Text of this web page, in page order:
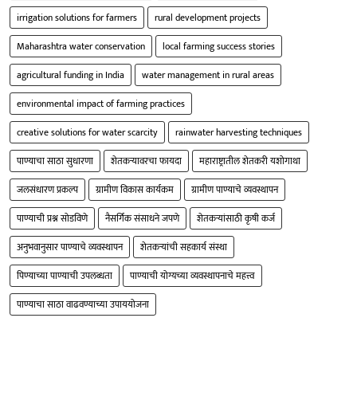
irrigation solutions for farmers
rural development projects
Maharashtra water conservation
local farming success stories
agricultural funding in India
water management in rural areas
environmental impact of farming practices
creative solutions for water scarcity
rainwater harvesting techniques
पाण्याचा साठा सुधारणा
शेतकऱ्यावरचा फायदा
महाराष्ट्रातील शेतकरी यशोगाथा
जलसंधारण प्रकल्प
ग्रामीण विकास कार्यकम
ग्रामीण पाण्याचे व्यवस्थापन
पाण्याची प्रश्न सोडविणे
नैसर्गिक संसाधने जपणे
शेतकऱ्यांसाठी कृषी कर्ज
अनुभवानुसार पाण्याचे व्यवस्थापन
शेतकऱ्यांची सहकार्य संस्था
पिण्याच्या पाण्याची उपलब्धता
पाण्याची योग्यच्या व्यवस्थापनाचे महत्त्व
पाण्याचा साठा वाढवण्याच्या उपाययोजना